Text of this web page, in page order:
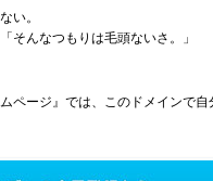
い。
そんなつもりは毛頭ないさ。」
ページ』では、このドメインで